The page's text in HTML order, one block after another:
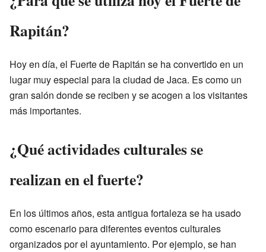
Rapitán?
Hoy en día, el Fuerte de Rapitán se ha convertido en un
lugar muy especial para la ciudad de Jaca. Es como un
gran salón donde se reciben y se acogen a los visitantes
más importantes.
¿Qué actividades culturales se
realizan en el fuerte?
En los últimos años, esta antigua fortaleza se ha usado
como escenario para diferentes eventos culturales
organizados por el ayuntamiento. Por ejemplo, se han